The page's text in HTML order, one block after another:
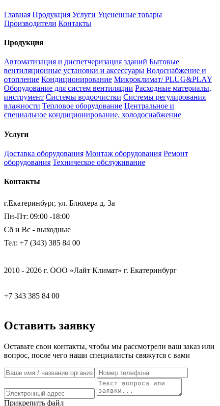
Главная Продукция Услуги Уцененные товары
Производители Контакты
Продукция
Автоматизация и диспетчеризация зданий Бытовые
вентиляционные установки и аксессуары Водоснабжение и
отопление Кондиционирование Микроклимат/ PLUG&PLAY
Оборудование для систем вентиляции Расходные материалы,
инструмент Системы водоочистки Системы регулирования
влажности Тепловое оборудование Центральное и
специальное кондиционирование, холодоснабжение
Услуги
Доставка оборудования Монтаж оборудования Ремонт
оборудования Техническое обслуживание
Контакты
г.Екатеринбург, ул. Блюхера д. 3а
Пн-Пт: 09:00 -18:00
Сб и Вс - выходные
Тел: +7 (343) 385 84 00
2010 - 2026 г. ООО «Лайт Климат» г. Екатеринбург
+7 343 385 84 00
Оставить заявку
Оставьте свои контакты, чтобы мы рассмотрели ваш заказ или
вопрос, после чего наши специалисты свяжутся с вами
Прикрепить файл